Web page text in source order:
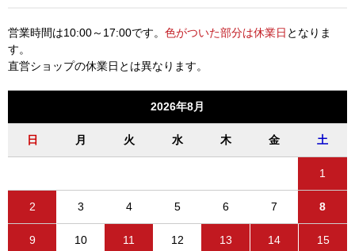
営業時間は10:00～17:00です。 色がついた部分は休業日 となりま
す。
直営ショップの休業日とは異なります。
2026年8月
日 月 火 水 木 金 土
1
2 3 4 5 6 7 8
9 10 11 12 13 14 15